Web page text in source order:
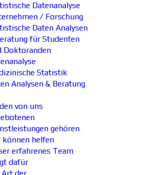
Datenanalyse
/ Forschung
Daten Analysen
für Studenten
Doktoranden
Statistik
Analysen & Beratung
von uns
gehören
können helfen
erfahrenes Team
dafür